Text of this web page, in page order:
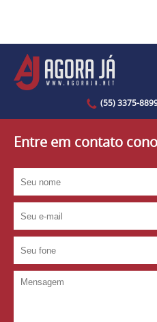
(55) 3375-
Entre em contato